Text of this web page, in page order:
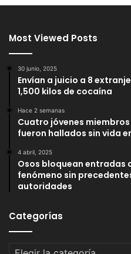
Most Viewed Posts
30 junio, 2025
Envían a juicio a 8
1,500 kilos de cocaína
Hace 2 semanas
Cuatro jóvenes
fueron hallados sin vida
4 abril, 2025
Osos bloquean entradas
fenómeno sin
autoridades
Categorías
Categorías